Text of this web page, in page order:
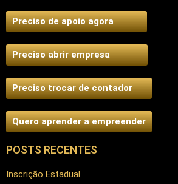
Preciso de apoio agora
Preciso abrir empresa
Preciso trocar de contador
Quero aprender a empreender
POSTS RECENTES
Inscrição Estadual